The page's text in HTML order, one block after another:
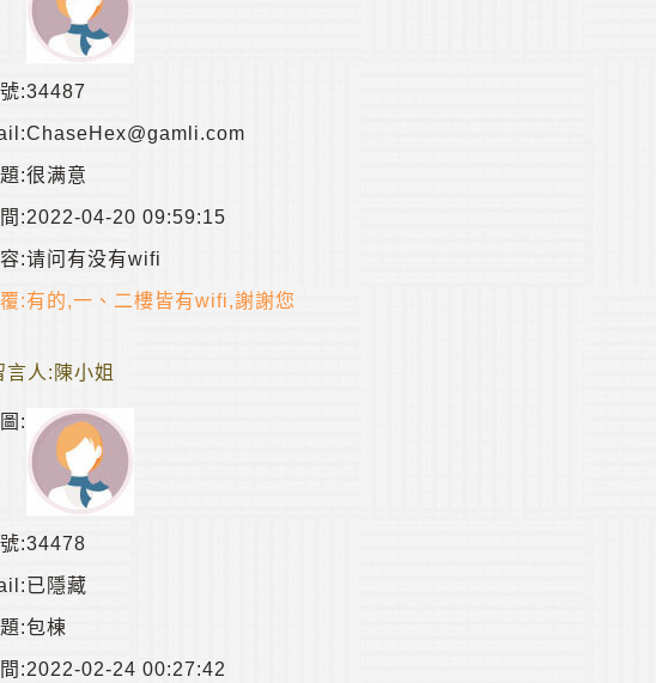
:34487
ChaseHex@gamli.com
:很满意
:2022-04-20 09:59:15
:请问有没有wifi
:有的,一、二樓皆有wifi,謝謝您
言人: 陳小姐
:
:34478
已隱藏
:包棟
:2022-02-24 00:27:42